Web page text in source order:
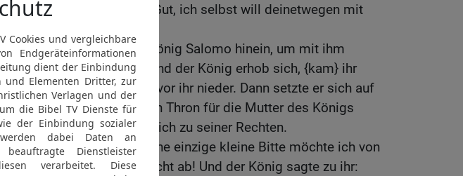
18 Darauf sagte Batseba: Gut, ich selbst will deinetwegen mit
19 So ging Batseba zum König Salomo hinein, um mit ihm
wegen Adonija zu reden. Und der König erhob sich, {kam} ihr
entgegen und beugte sich vor ihr nieder. Dann setzte er sich auf
seinen Thron und ließ einen Thron für die Mutter des Königs
aufstellen; und sie setzte sich zu seiner Rechten.
20 Dann sagte sie: {Nur} eine einzige kleine Bitte möchte ich von
dir erbitten. Weise mich nicht ab! Und der König sagte zu ihr: